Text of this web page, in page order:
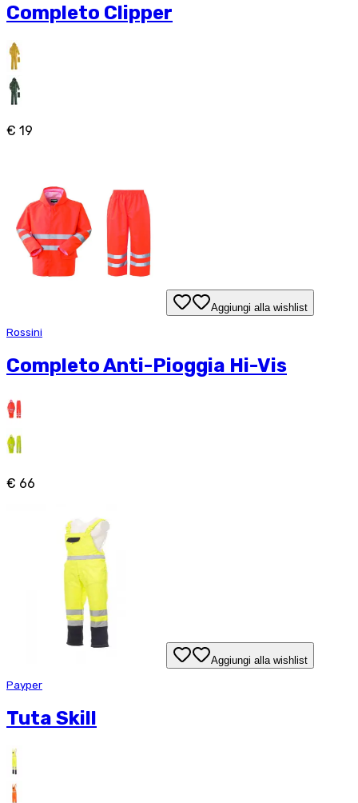
Completo Clipper
€ 19
Aggiungi alla wishlist
Rossini
Completo Anti-Pioggia Hi-Vis
€ 66
Aggiungi alla wishlist
Payper
Tuta Skill